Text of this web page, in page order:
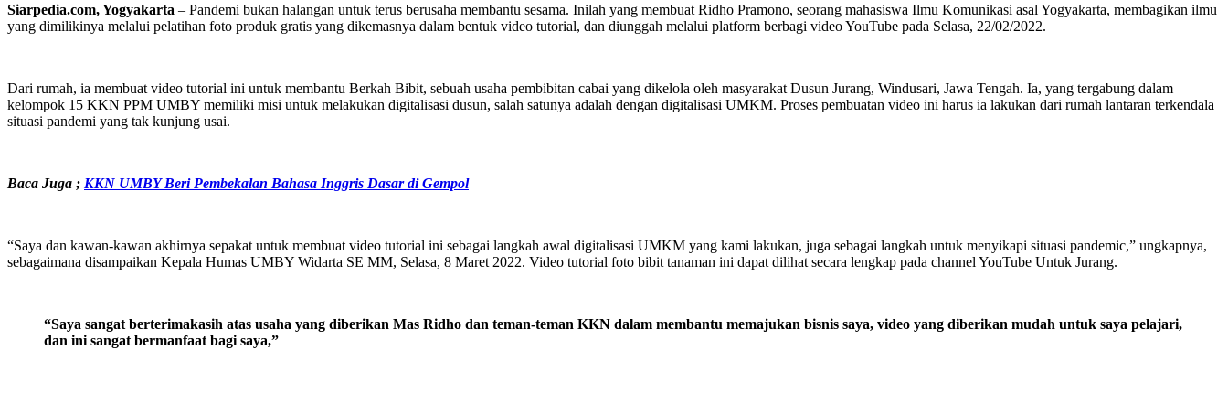
Siarpedia.com, Yogyakarta – Pandemi bukan halangan untuk terus berusaha membantu sesama. Inilah yang membuat Ridho Pramono, seorang mahasiswa Ilmu Komunikasi asal Yogyakarta, membagikan ilmu
yang dimilikinya melalui pelatihan foto produk gratis yang dikemasnya dalam bentuk video tutorial, dan diunggah melalui platform berbagi video YouTube pada Selasa, 22/02/2022.
Dari rumah, ia membuat video tutorial ini untuk membantu Berkah Bibit, sebuah usaha pembibitan cabai yang dikelola oleh masyarakat Dusun Jurang, Windusari, Jawa Tengah. Ia, yang tergabung dalam
kelompok 15 KKN PPM UMBY memiliki misi untuk melakukan digitalisasi dusun, salah satunya adalah dengan digitalisasi UMKM. Proses pembuatan video ini harus ia lakukan dari rumah lantaran terkendala
situasi pandemi yang tak kunjung usai.
Baca Juga ; KKN UMBY Beri Pembekalan Bahasa Inggris Dasar di Gempol
“Saya dan kawan-kawan akhirnya sepakat untuk membuat video tutorial ini sebagai langkah awal digitalisasi UMKM yang kami lakukan, juga sebagai langkah untuk menyikapi situasi pandemic,” ungkapnya,
sebagaimana disampaikan Kepala Humas UMBY Widarta SE MM, Selasa, 8 Maret 2022. Video tutorial foto bibit tanaman ini dapat dilihat secara lengkap pada channel YouTube Untuk Jurang.
“Saya sangat berterimakasih atas usaha yang diberikan Mas Ridho dan teman-teman KKN dalam membantu memajukan bisnis saya, video yang diberikan mudah untuk saya pelajari,
dan ini sangat bermanfaat bagi saya,”